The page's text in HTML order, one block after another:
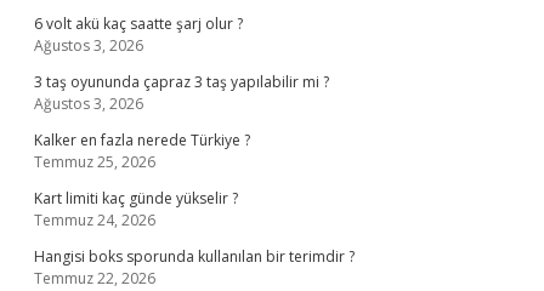
6 volt akü kaç saatte şarj olur ?
Ağustos 3, 2026
3 taş oyununda çapraz 3 taş yapılabilir mi ?
Ağustos 3, 2026
Kalker en fazla nerede Türkiye ?
Temmuz 25, 2026
Kart limiti kaç günde yükselir ?
Temmuz 24, 2026
Hangisi boks sporunda kullanılan bir terimdir ?
Temmuz 22, 2026